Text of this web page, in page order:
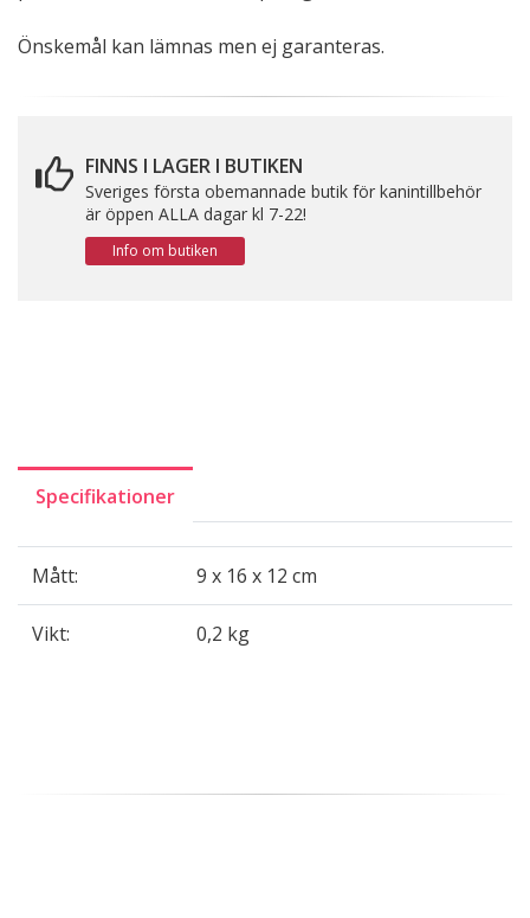
Önskemål kan lämnas men ej garanteras.
FINNS I LAGER I BUTIKEN
Sveriges första obemannade butik för kanintillbehör
är öppen ALLA dagar kl 7-22!
Info om butiken
Specifikationer
Mått: 9 x 16 x 12 cm
Vikt: 0,2 kg